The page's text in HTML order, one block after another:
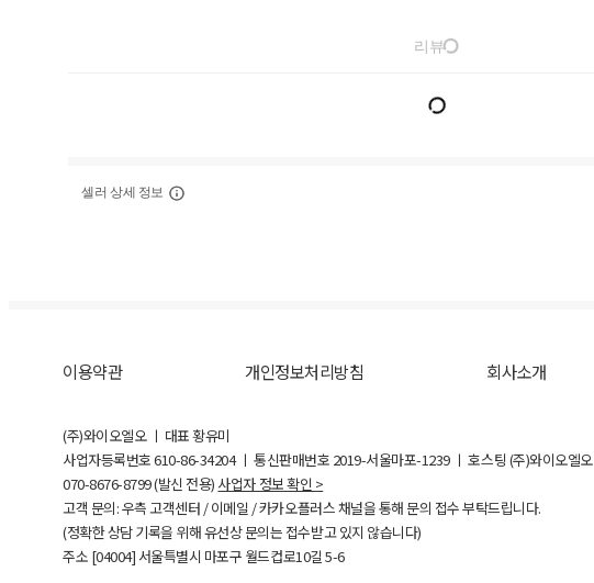
리뷰
셀러 상세 정보
이용약관 개인정보처리방침 회사소개
(주)와이오엘오 ㅣ 대표 황유미
사업자등록번호610-86-34204ㅣ 통신판매번호 2019-서울마포-1239 ㅣ 호스팅 (주)와이오엘오
070-8676-8799 (발신 전용) 사업자 정보 확인 >
고객 문의: 우측 고객센터 / 이메일 / 카카오플러스 채널을 통해 문의 접수 부탁드립니다.
(정확한 상담 기록을 위해 유선상 문의는 접수받고 있지 않습니다)
주소 [04004] 서울특별시 마포구 월드컵로10길5-6